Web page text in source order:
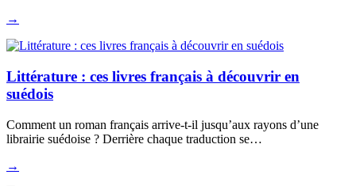
→
Littérature : ces livres français à découvrir en
suédois
Comment un roman français arrive-t-il jusqu’aux rayons d’une
librairie suédoise ? Derrière chaque traduction se…
→